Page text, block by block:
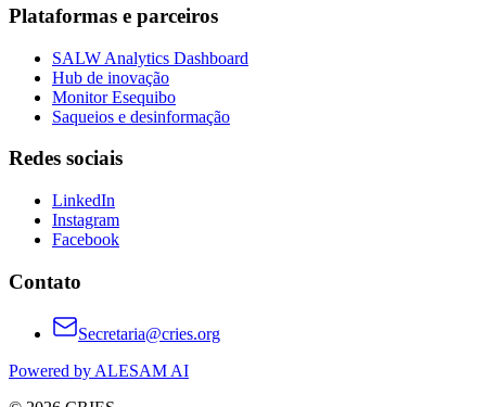
Plataformas e parceiros
SALW Analytics Dashboard
Hub de inovação
Monitor Esequibo
Saqueios e desinformação
Redes sociais
LinkedIn
Instagram
Facebook
Contato
Secretaria@cries.org
Powered by ALESAM AI